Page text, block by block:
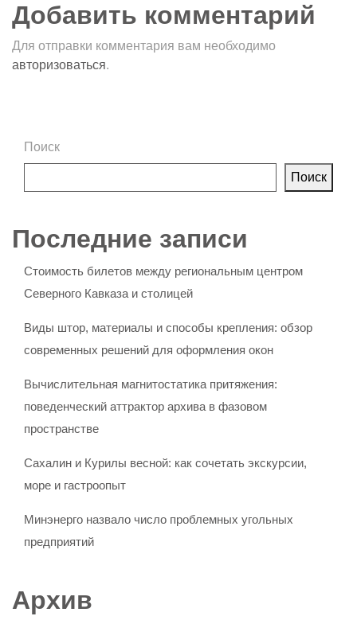
Добавить комментарий
Для отправки комментария вам необходимо
авторизоваться.
Поиск
Поиск
Последние записи
Стоимость билетов между региональным центром
Северного Кавказа и столицей
Виды штор, материалы и способы крепления: обзор
современных решений для оформления окон
Вычислительная магнитостатика притяжения:
поведенческий аттрактор архива в фазовом
пространстве
Сахалин и Курилы весной: как сочетать экскурсии,
море и гастроопыт
Минэнерго назвало число проблемных угольных
предприятий
Архив